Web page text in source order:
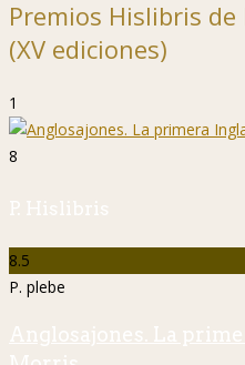
Premios Hislibris
(XV ediciones)
1
8
P. Hislibris
8.5
P. plebe
Anglosajones. La